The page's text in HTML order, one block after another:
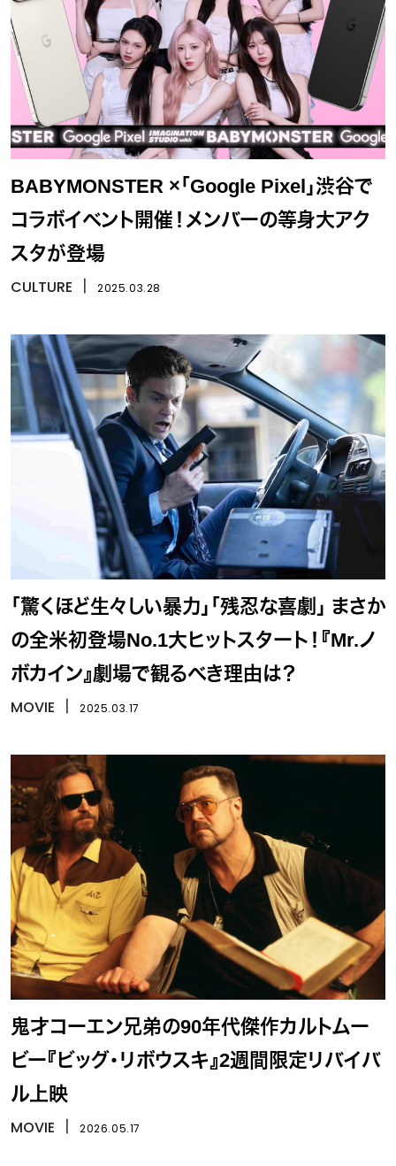
BABYMONSTER ×「Google Pixel」渋谷で
コラボイベント開催！メンバーの等身大アク
スタが登場
CULTURE 2025.03.28
「驚くほど生々しい暴力」「残忍な喜劇」 まさか
の全米初登場No.1大ヒットスタート！『Mr.ノ
ボカイン』劇場で観るべき理由は？
MOVIE 2025.03.17
鬼才コーエン兄弟の90年代傑作カルトムー
ビー『ビッグ・リボウスキ』2週間限定リバイバ
ル上映
MOVIE 2026.05.17